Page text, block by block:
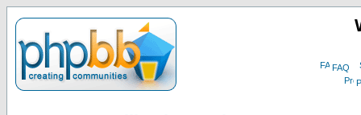
FAQ